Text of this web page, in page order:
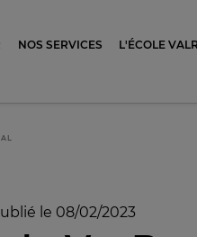
NOS SERVICES L'ÉCOLE
le 08/02/2023